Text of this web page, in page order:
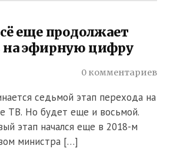
еще продолжает
на эфирную цифру
0 комментариев
седьмой этап перехода на
ТВ. Но будет еще и восьмой.
этап начался еще в 2018-м
министра […]